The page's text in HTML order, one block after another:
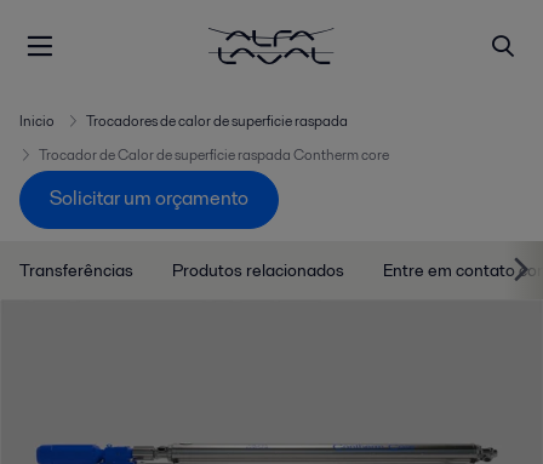
Inicio
Trocadores de calor de superficie raspada
Trocador de Calor de superfície raspada Contherm core
Solicitar um orçamento
Transferências Produtos relacionados Entre em contato